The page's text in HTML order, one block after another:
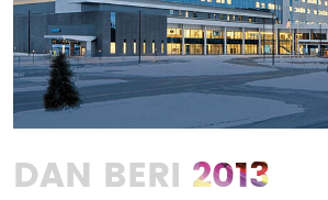
DAN BERI 2013